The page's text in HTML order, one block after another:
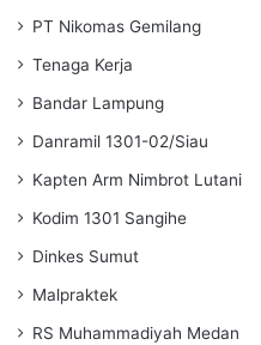
PT Nikomas Gemilang
Tenaga Kerja
Bandar Lampung
Danramil 1301-02/Siau
Kapten Arm Nimbrot Lutani
Kodim 1301 Sangihe
Dinkes Sumut
Malpraktek
RS Muhammadiyah Medan